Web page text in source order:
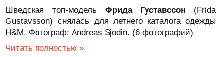
Шведская топ-модель Фрида Густавссон (Frida
Gustavsson) снялась для летнего каталога одежды
H&M. Фотограф: Andreas Sjodin. (6 фотографий)
Читать полностью »